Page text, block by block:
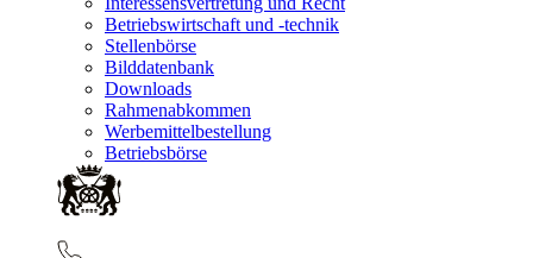
Betriebswirtschaft und -technik
Stellenbörse
Bilddatenbank
Downloads
Rahmenabkommen
Werbemittelbestellung
Betriebsbörse